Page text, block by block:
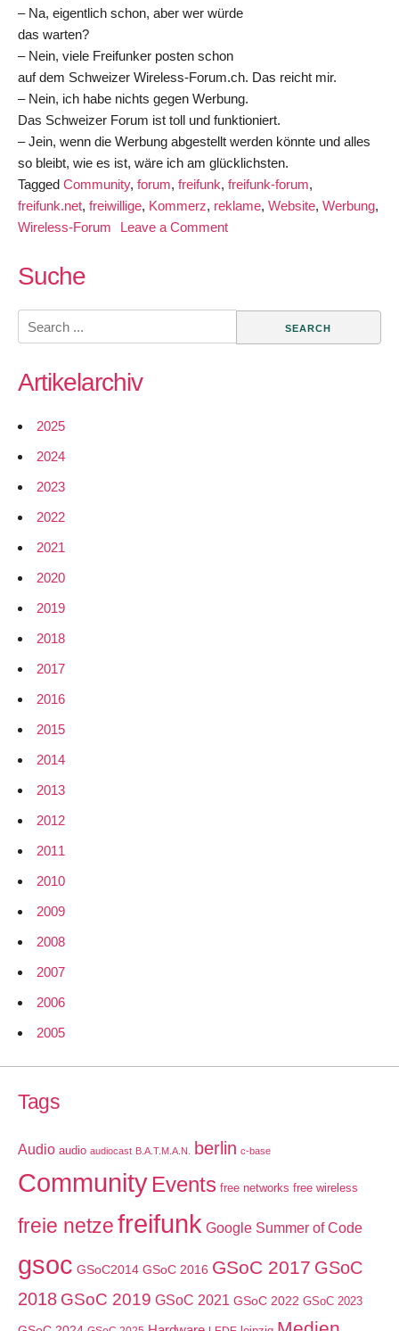
– Na, eigentlich schon, aber wer würde
das warten?
– Nein, viele Freifunker posten schon
auf dem Schweizer Wireless-Forum.ch. Das reicht mir.
– Nein, ich habe nichts gegen Werbung.
Das Schweizer Forum ist toll und funktioniert.
– Jein, wenn die Werbung abgestellt werden könnte und alles
so bleibt, wie es ist, wäre ich am glücklichsten.
Tagged Community, forum, freifunk, freifunk-forum,
freifunk.net, freiwillige, Kommerz, reklame, Website, Werbung,
Wireless-Forum
Leave a Commenton
Suche
Search
for:
Artikelarchiv
2025
2024
2023
2022
2021
2020
2019
2018
2017
2016
2015
2014
2013
2012
2011
2010
2009
2008
2007
2006
2005
Tags
Audio audio audiocast B.A.T.M.A.N. berlin c-base
Community Events free networks free wireless
freie netzefreifunk Google Summer of Code
gsoc GSoC2014 GSoC 2016 GSoC 2017 GSoC
2018 GSoC 2019 GSoC 2021 GSoC 2022 GSoC 2023